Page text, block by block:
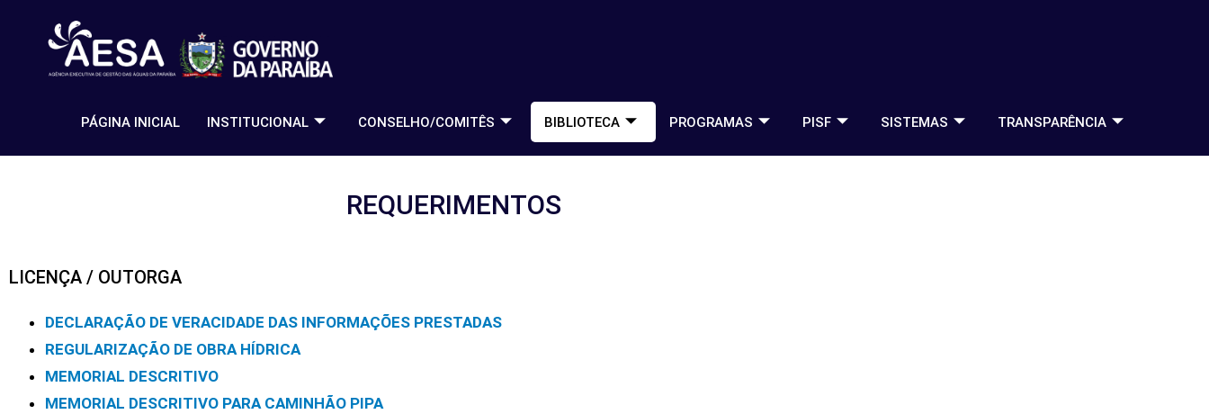
PÁGINA INICIAL INSTITUCIONAL CONSELHO/COMITÊS BIBLIOTECA PROGRAMAS PISF SISTEMAS TRANSPARÊNCIA
REQUERIMENTOS
LICENÇA / OUTORGA
DECLARAÇÃO DE VERACIDADE DAS INFORMAÇÕES PRESTADAS
REGULARIZAÇÃO DE OBRA HÍDRICA
MEMORIAL DESCRITIVO
MEMORIAL DESCRITIVO PARA CAMINHÃO PIPA